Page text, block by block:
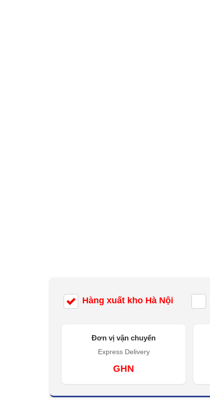
Hàng xuất kho Hà Nội
Đơn vị vận chuyển
Express Delivery
GHN